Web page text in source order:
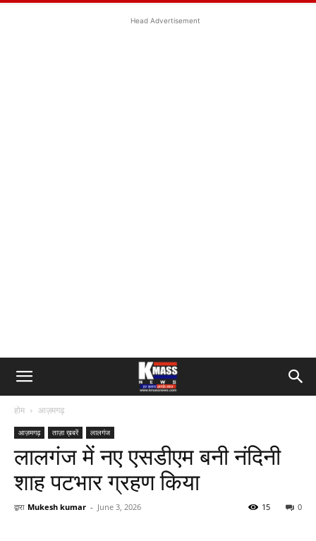
Head Advertisement
होम आज़मगढ़
आज़मगढ़ ताज़ा ख़बरें लालगंज
लालगंज में नए एसडीएम बनी नंदिनी
शाह पटभार ग्रहण किया
द्वारा Mukesh kumar - June 3, 2026 0
15